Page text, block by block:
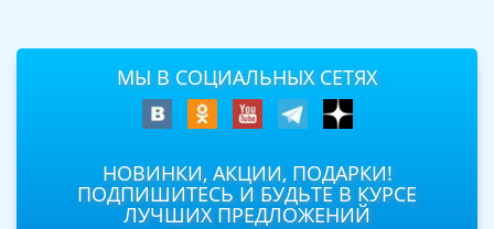
МЫ В СОЦИАЛЬНЫХ СЕТЯХ
НОВИНКИ, АКЦИИ, ПОДАРКИ!
ПОДПИШИТЕСЬ И БУДЬТЕ В КУРСЕ
ЛУЧШИХ ПРЕДЛОЖЕНИЙ